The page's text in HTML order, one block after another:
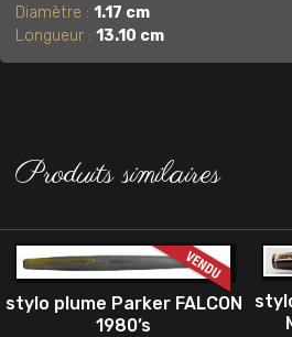
Diamètre :1.17 cm
Longueur :13.10 cm
Produits similaires
stylo plume Parker FALCON
1980’s